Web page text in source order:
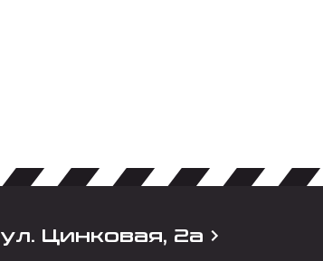
ул. Цинковая, 2а